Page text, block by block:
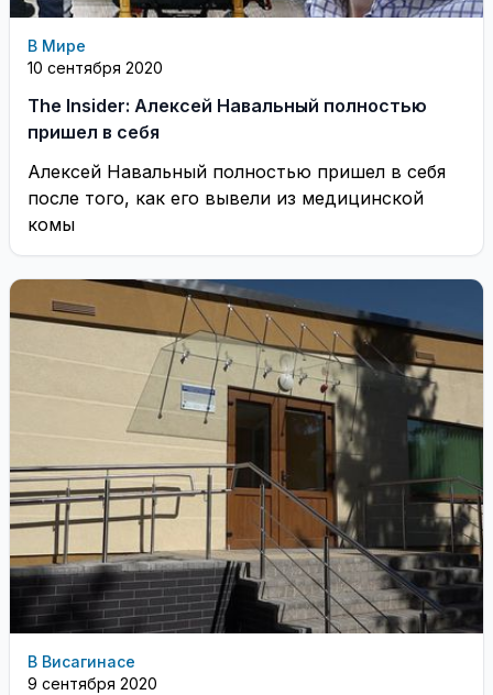
В Мире
10 сентября 2020
The Insider: Алексей Навальный полностью
пришел в себя
Алексей Навальный полностью пришел в себя
после того, как его вывели из медицинской
комы
В Висагинасе
9 сентября 2020